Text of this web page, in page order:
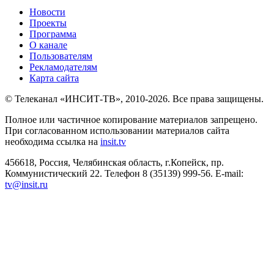
Новости
Проекты
Программа
О канале
Пользователям
Рекламодателям
Карта сайта
© Телеканал «ИНСИТ-ТВ», 2010-2026. Все права защищены.
Полное или частичное копирование материалов запрещено.
При согласованном использовании материалов сайта
необходима ссылка на insit.tv
456618, Россия, Челябинская область, г.Копейск, пр.
Коммунистический 22. Телефон 8 (35139) 999-56. E-mail:
tv@insit.ru